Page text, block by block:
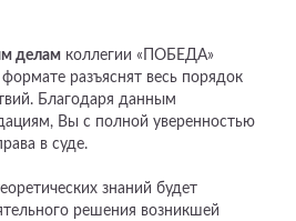
делам коллегии «ПОБЕДА»
разъяснят весь порядок
Благодаря данным
Вы с полной уверенностью
в суде.
знаний будет
решения возникшей